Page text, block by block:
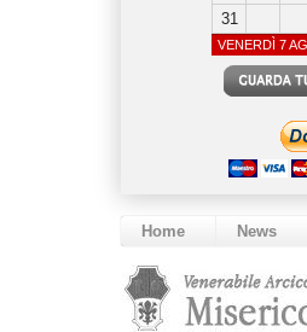
31
VENERDÌ 7
Home News